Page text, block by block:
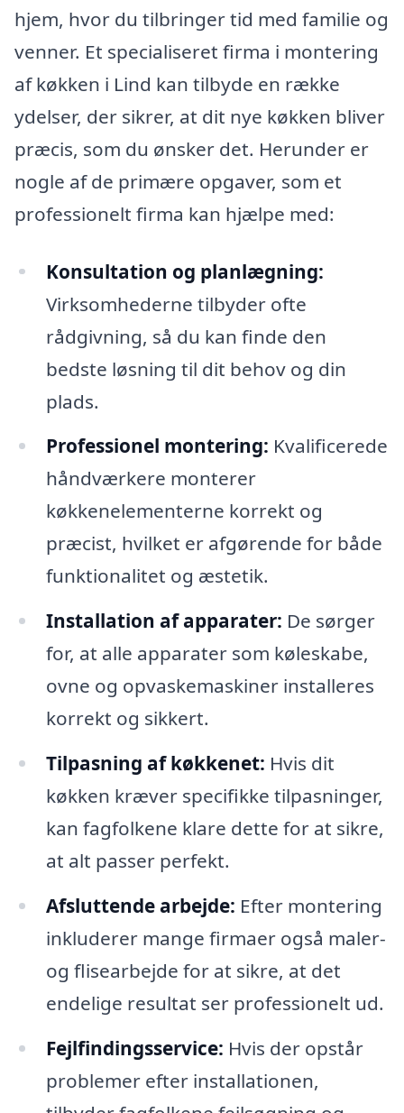
hjem, hvor du tilbringer tid med familie og
venner. Et specialiseret firma i montering
af køkken i Lind kan tilbyde en række
ydelser, der sikrer, at dit nye køkken bliver
præcis, som du ønsker det. Herunder er
nogle af de primære opgaver, som et
professionelt firma kan hjælpe med:
Konsultation og planlægning:
Virksomhederne tilbyder ofte
rådgivning, så du kan finde den
bedste løsning til dit behov og din
plads.
Professionel montering: Kvalificerede
håndværkere monterer
køkkenelementerne korrekt og
præcist, hvilket er afgørende for både
funktionalitet og æstetik.
Installation af apparater: De sørger
for, at alle apparater som køleskabe,
ovne og opvaskemaskiner installeres
korrekt og sikkert.
Tilpasning af køkkenet: Hvis dit
køkken kræver specifikke tilpasninger,
kan fagfolkene klare dette for at sikre,
at alt passer perfekt.
Afsluttende arbejde: Efter montering
inkluderer mange firmaer også maler-
og flisearbejde for at sikre, at det
endelige resultat ser professionelt ud.
Fejlfindingsservice: Hvis der opstår
problemer efter installationen,